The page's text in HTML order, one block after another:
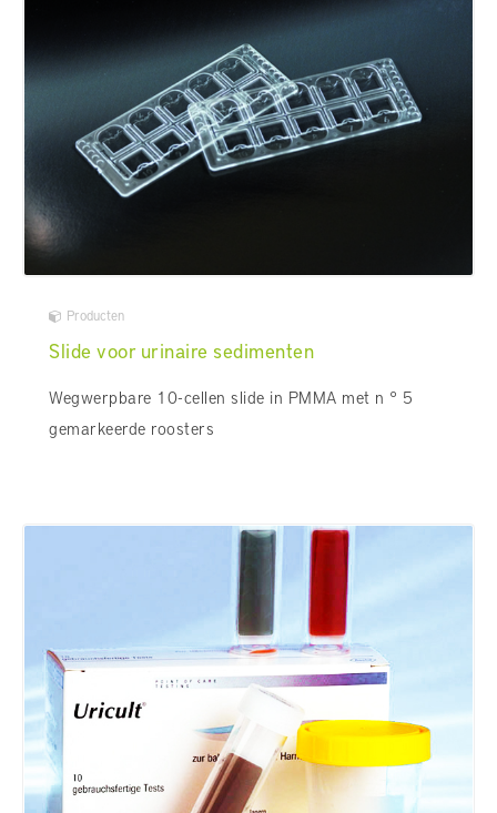
Producten
Slide voor urinaire sedimenten
Wegwerpbare 10-cellen slide in PMMA met n ° 5
gemarkeerde roosters